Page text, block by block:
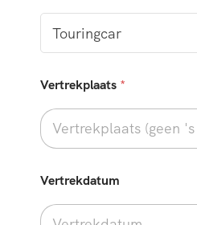
Vertrekplaats *
Vertrekdatum